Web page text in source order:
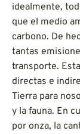
idealmente,
que el medio
carbono. De
tantas
transporte.
directas e
Tierra para
y la fauna. En
por onza, la